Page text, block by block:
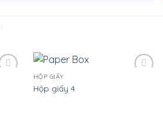
HỘP GIẤY
Hộp giấy 4